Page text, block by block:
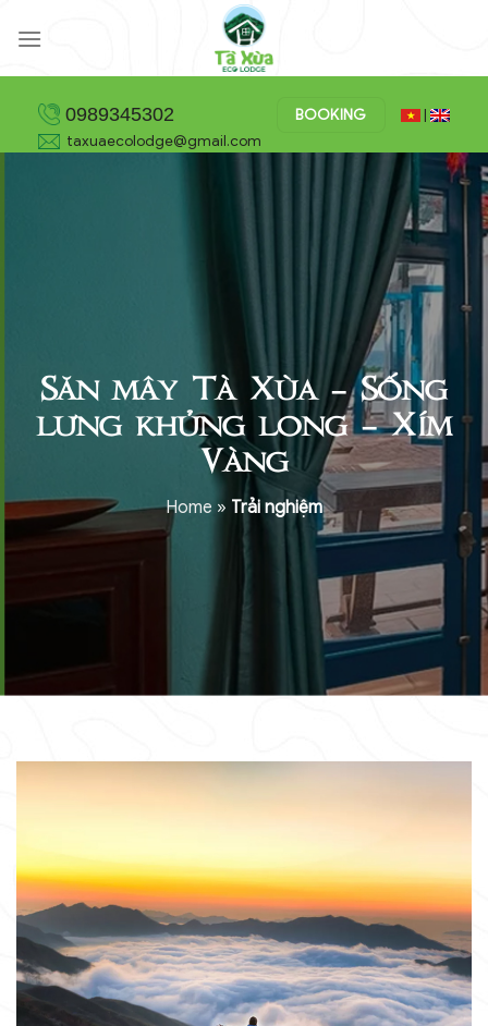
0989345302
taxuaecolodge@gmail.com
BOOKING |
Săn mây Tà Xùa – Sống
lưng khủng long – Xím
Vàng
Home » Trải nghiệm